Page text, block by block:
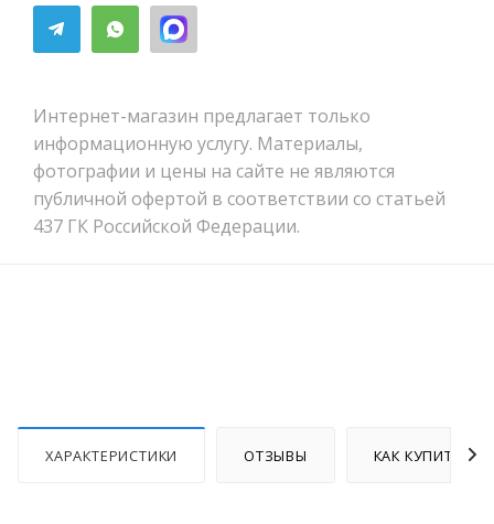
Интернет-магазин предлагает только
информационную услугу. Материалы,
фотографии и цены на сайте не являются
публичной офертой в соответствии со статьей
437 ГК Российской Федерации.
ХАРАКТЕРИСТИКИ ОТЗЫВЫ КАК КУПИТЬ